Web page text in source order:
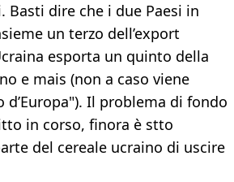
dire che i due Paesi in
un terzo dell’export
esporta un quinto della
e mais (non a caso viene
Il problema di fondo
in corso, finora è stto
del cereale ucraino di uscire